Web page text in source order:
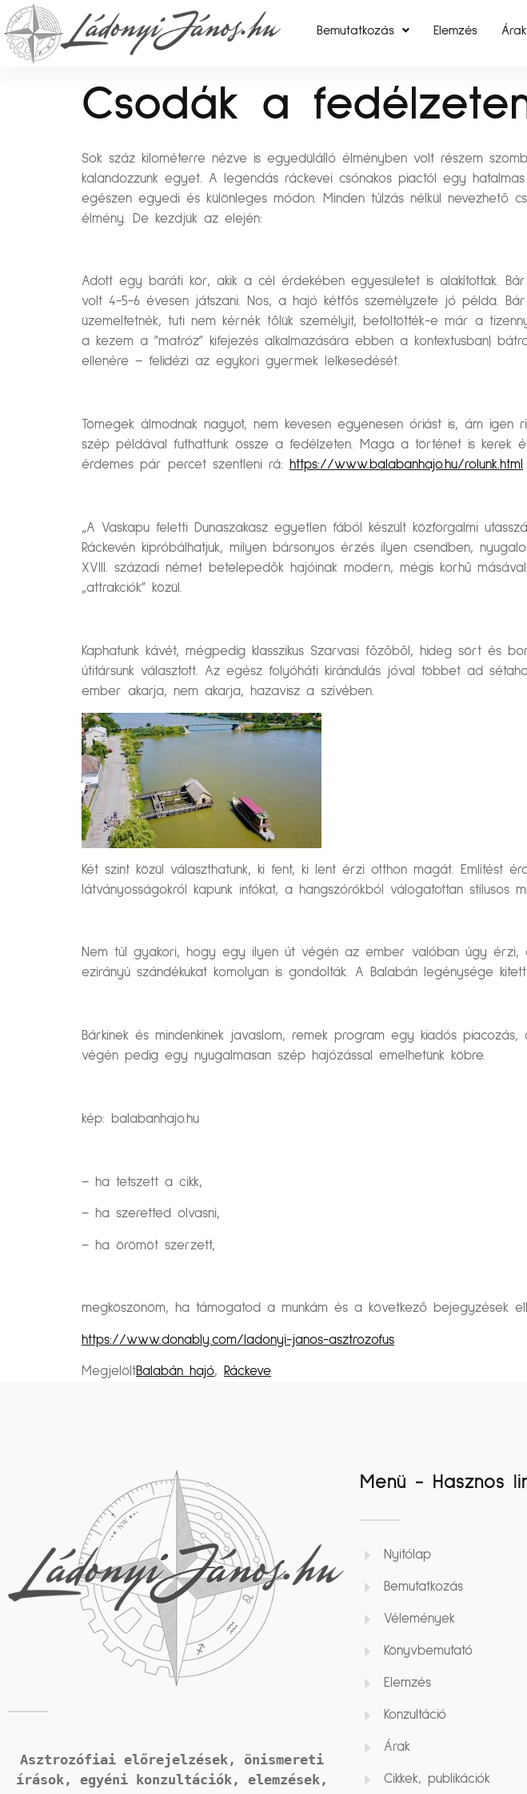
Bemutatkozás Elemzés Árak
Csodák a
Sok száz kilométerre nézve is egyedülálló élményben volt részem
kalandozzunk egyet. A legendás ráckevei csónakos piactól egy
egészen egyedi és különleges módon. Minden túlzás nélkül nevezhető
élmény. De kezdjük az elején:
Adott egy baráti kör, akik a cél érdekében egyesületet is alakítottak.
volt 4-5-6 évesen játszani. Nos, a hajó kétfős személyzete jó példa.
üzemeltetnék, tuti nem kérnék tőlük személyit, betöltötték-e már a
a kezem a ”matróz” kifejezés alkalmazására ebben a kontextusban)
ellenére – felidézi az egykori gyermek lelkesedését.
Tömegek álmodnak nagyot, nem kevesen egyenesen óriást is, ám igen
szép példával futhattunk össze a fedélzeten. Maga a történet is kerek
érdemes pár percet szentleni rá:
https://www.balabanhajo.hu/rolunk.html
„A Vaskapu feletti Dunaszakasz egyetlen fából készült közforgalmi
Ráckevén kipróbálhatjuk, milyen bársonyos érzés ilyen csendben,
XVIII. századi német betelepedők hajóinak modern, mégis korhű
„attrakciók” közül.
Kaphatunk kávét, mégpedig klasszikus Szarvasi főzőből, hideg sört és
útitársunk választott. Az egész folyóháti kirándulás jóval többet ad
ember akarja, nem akarja, hazavisz a szívében.
Két szint közül választhatunk, ki fent, ki lent érzi otthon magát. Említést
látványosságokról kapunk infókat, a hangszórókból válogatottan
Nem túl gyakori, hogy egy ilyen út végén az ember valóban úgy érzi,
ezirányú szándékukat komolyan is gondolták. A Balabán legénysége
Bárkinek és mindenkinek javaslom, remek program egy kiadós
végén pedig egy nyugalmasan szép hajózással emelhetünk köbre.
kép: balabanhajo.hu
– ha tetszett a cikk,
– ha szeretted olvasni,
– ha örömöt szerzett,
megköszönöm, ha támogatod a munkám és a következő bejegyzések
https://www.donably.com/ladonyi-janos-asztrozofus
MegjelöltBalabán hajó, Ráckeve
Asztrozófiai előrejelzések, önismereti
írások, egyéni konzultációk, elemzések,
Menü - Hasznos
Nyitólap
Bemutatkozás
Vélemények
Könyvbemutató
Elemzés
Konzultáció
Árak
Cikkek, publikációk